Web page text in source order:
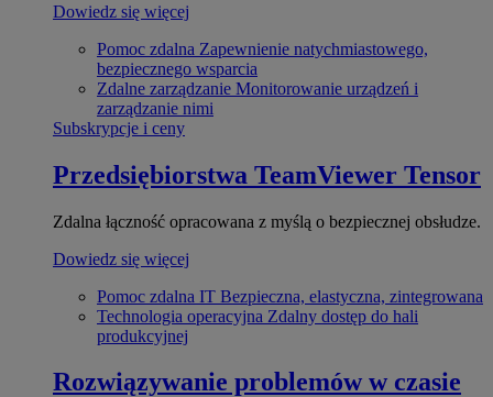
Dowiedz się więcej
Pomoc zdalna Zapewnienie natychmiastowego,
bezpiecznego wsparcia
Zdalne zarządzanie Monitorowanie urządzeń i
zarządzanie nimi
Subskrypcje i ceny
Przedsiębiorstwa TeamViewer Tensor
Zdalna łączność opracowana z myślą o bezpiecznej obsłudze.
Dowiedz się więcej
Pomoc zdalna IT Bezpieczna, elastyczna, zintegrowana
Technologia operacyjna Zdalny dostęp do hali
produkcyjnej
Rozwiązywanie problemów w czasie